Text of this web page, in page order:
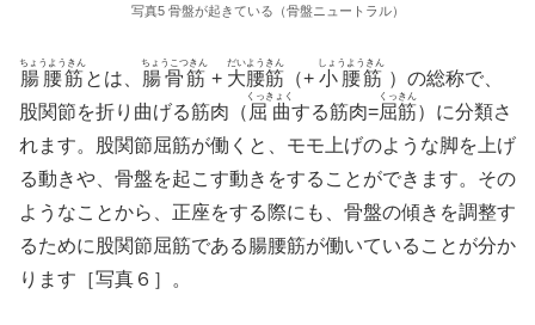
写真5 骨盤が起きている（骨盤ニュートラル）
腸腰筋
ちょうようきん
とは、 腸骨筋
ちょうこつきん
+ 大腰筋
だいようきん
（+ 小腰筋
しょうようきん
）の総称で、
股関節を折り曲げる筋肉（ 屈曲
くっきょく
する筋肉=屈筋
くっきん
）に分類さ
れます。股関節屈筋が働くと、モモ上げのような脚を上げ
る動きや、骨盤を起こす動きをすることができます。その
ようなことから、正座をする際にも、骨盤の傾きを調整す
るために股関節屈筋である腸腰筋が働いていることが分か
ります［写真６］。